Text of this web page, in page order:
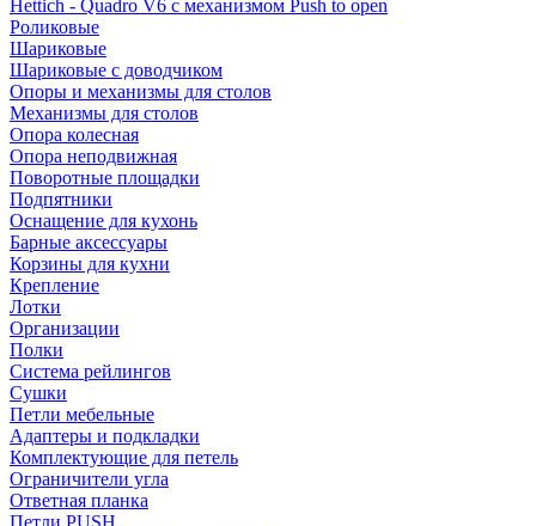
Hettich - Quadro V6 с механизмом Push to open
Роликовые
Шариковые
Шариковые с доводчиком
Опоры и механизмы для столов
Механизмы для столов
Опора колесная
Опора неподвижная
Поворотные площадки
Подпятники
Оснащение для кухонь
Барные аксессуары
Корзины для кухни
Крепление
Лотки
Организации
Полки
Система рейлингов
Сушки
Петли мебельные
Адаптеры и подкладки
Комплектующие для петель
Ограничители угла
Ответная планка
Петли PUSH